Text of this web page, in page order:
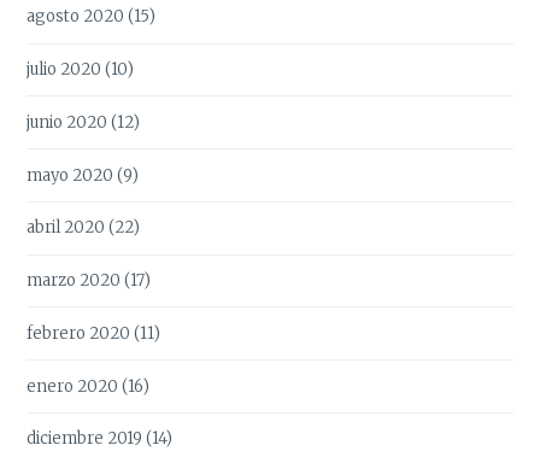
agosto 2020 (15)
julio 2020 (10)
junio 2020 (12)
mayo 2020 (9)
abril 2020 (22)
marzo 2020 (17)
febrero 2020 (11)
enero 2020 (16)
diciembre 2019 (14)